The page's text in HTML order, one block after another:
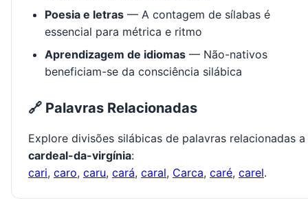
Poesia e letras — A contagem de sílabas é
essencial para métrica e ritmo
Aprendizagem de idiomas — Não-nativos
beneficiam-se da consciência silábica
🔗 Palavras Relacionadas
Explore divisões silábicas de palavras relacionadas a
cardeal-da-virgínia:
cari, caro, caru, cará, caral, Carca, caré, carel.